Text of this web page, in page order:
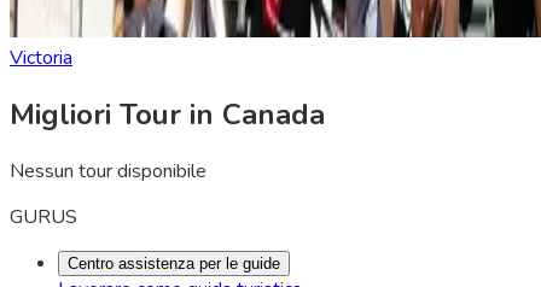
Victoria
Migliori Tour in Canada
Nessun tour disponibile
GURUS
Centro assistenza per le guide